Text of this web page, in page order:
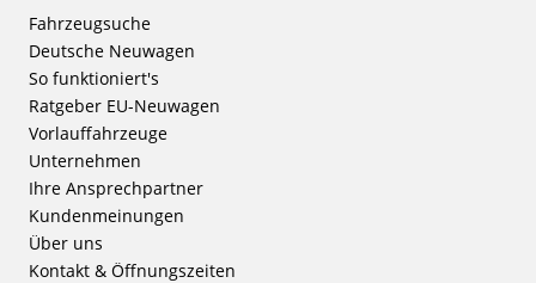
Fahrzeugsuche
Deutsche Neuwagen
So funktioniert's
Ratgeber EU-Neuwagen
Vorlauffahrzeuge
Unternehmen
Ihre Ansprechpartner
Kundenmeinungen
Über uns
Kontakt & Öffnungszeiten